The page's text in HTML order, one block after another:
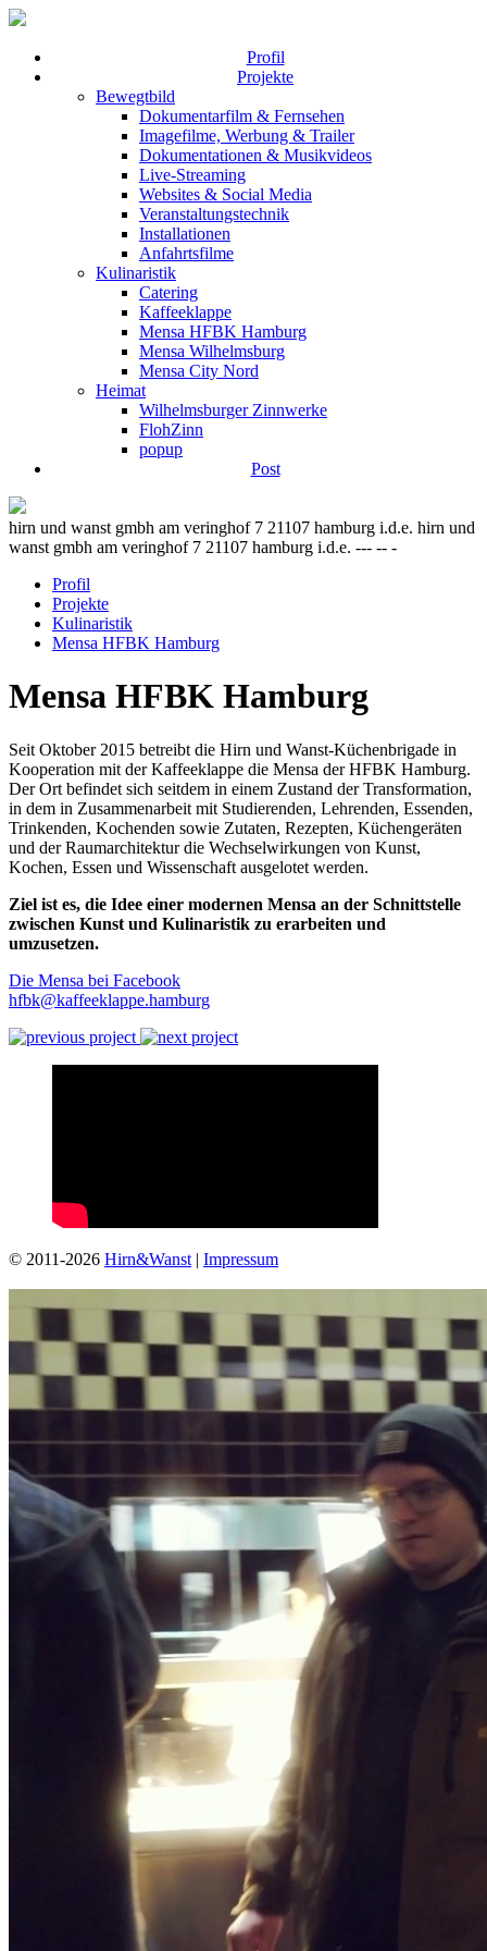
Profil
Projekte
Bewegtbild
Dokumentarfilm & Fernsehen
Imagefilme, Werbung & Trailer
Dokumentationen & Musikvideos
Live-Streaming
Websites & Social Media
Veranstaltungstechnik
Installationen
Anfahrtsfilme
Kulinaristik
Catering
Kaffeeklappe
Mensa HFBK Hamburg
Mensa Wilhelmsburg
Mensa City Nord
Heimat
Wilhelmsburger Zinnwerke
FlohZinn
popup
Post
hirn und wanst gmbh am veringhof 7 21107 hamburg i.d.e. hirn und
wanst gmbh am veringhof 7 21107 hamburg i.d.e. --- -- -
Profil
Projekte
Kulinaristik
Mensa HFBK Hamburg
Mensa HFBK Hamburg
Seit Oktober 2015 betreibt die Hirn und Wanst-Küchenbrigade in
Kooperation mit der Kaffeeklappe die Mensa der HFBK Hamburg.
Der Ort befindet sich seitdem in einem Zustand der Transformation,
in dem in Zusammenarbeit mit Studierenden, Lehrenden, Essenden,
Trinkenden, Kochenden sowie Zutaten, Rezepten, Küchengeräten
und der Raumarchitektur die Wechselwirkungen von Kunst,
Kochen, Essen und Wissenschaft ausgelotet werden.
Ziel ist es, die Idee einer modernen Mensa an der Schnittstelle
zwischen Kunst und Kulinaristik zu erarbeiten und
umzusetzen.
Die Mensa bei Facebook
hfbk@kaffeeklappe.hamburg
© 2011-2026 Hirn&Wanst | Impressum